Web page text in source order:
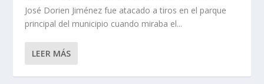
José Dorien Jiménez fue atacado a tiros en el parque
principal del municipio cuando miraba el...
LEER MÁS